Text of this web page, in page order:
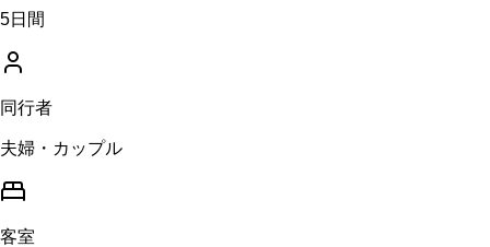
5日間
同行者
夫婦・カップル
客室